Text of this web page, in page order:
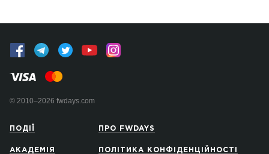
© 2010–2026 fwdays.com
ПОДІЇ
АКАДЕМІЯ
ПРО FWDAYS
ПОЛІТИКА КОНФІДЕНЦІЙНОСТІ